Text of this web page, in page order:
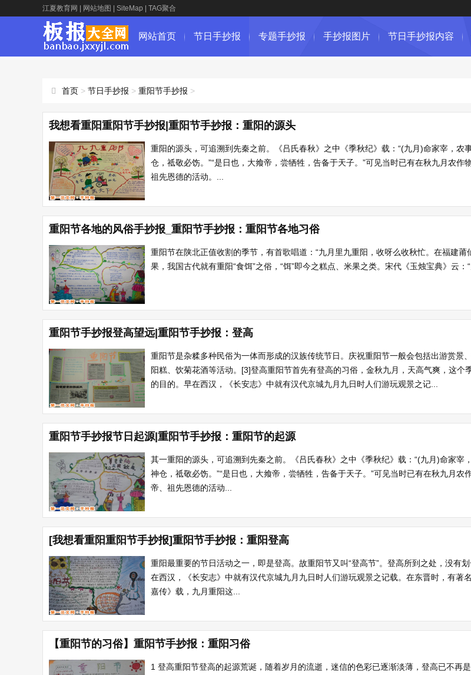
江夏教育网 网站地图 SiteMap TAG聚合
网站首页 节日手抄报 专题手抄报 手抄报图片 节日手抄报内容
首页 > 节日手抄报 > 重阳节手抄报 >
我想看重阳重阳节手抄报|重阳节手抄报：重阳的源头
重阳的源头，可追溯到先秦之前。《吕氏春秋》之中《季秋纪》载：“(九月)命家宰，农
仓，祗敬必饬。”“是日也，大飨帝，尝牺牲，告备于天子。”可见当时已有在秋九月农作
祖先恩德的活动。...
重阳节各地的风俗手抄报_重阳节手抄报：重阳节各地习俗
重阳节在陕北正值收割的季节，有首歌唱道：“九月里九重阳，收呀么收秋忙。在福建
果，我国古代就有重阳“食饵”之俗，“饵”即今之糕点、米果之类。宋代《玉烛宝典》云：
重阳节手抄报登高望远|重阳节手抄报：登高
重阳节是杂糅多种民俗为一体而形成的汉族传统节日。庆祝重阳节一般会包括出游赏景
阳糕、饮菊花酒等活动。[3]登高重阳节首先有登高的习俗，金秋九月，天高气爽，这个
的目的。早在西汉，《长安志》中就有汉代京城九月九日时人们游玩观景之记...
重阳节手抄报节日起源|重阳节手抄报：重阳节的起源
其一重阳的源头，可追溯到先秦之前。《吕氏春秋》之中《季秋纪》载：“(九月)命家宰
神仓，祗敬必饬。”“是日也，大飨帝，尝牺牲，告备于天子。”可见当时已有在秋九月农
帝、祖先恩德的活动...
[我想看重阳重阳节手抄报]重阳节手抄报：重阳登高
重阳最重要的节日活动之一，即是登高。故重阳节又叫“登高节”。登高所到之处，没有
在西汉，《长安志》中就有汉代京城九月九日时人们游玩观景之记载。在东晋时，有著
嘉传》载，九月重阳这...
【重阳节的习俗】重阳节手抄报：重阳习俗
1 登高重阳节登高的起源荒诞，随着岁月的流逝，迷信的色彩已逐渐淡薄，登高已不再